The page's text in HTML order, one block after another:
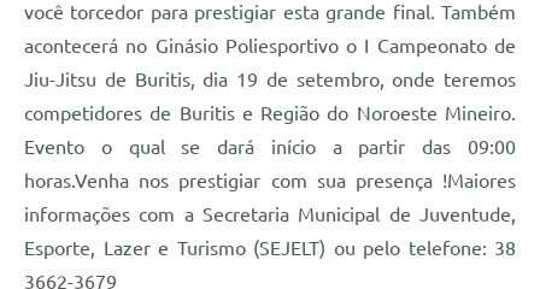
você torcedor para prestigiar esta grande final. Também
acontecerá no Ginásio Poliesportivo o I Campeonato de
Jiu-Jitsu de Buritis, dia 19 de setembro, onde teremos
competidores de Buritis e Região do Noroeste Mineiro.
Evento o qual se dará início a partir das 09:00
horas.Venha nos prestigiar com sua presença !Maiores
informações com a Secretaria Municipal de Juventude,
Esporte, Lazer e Turismo (SEJELT) ou pelo telefone: 38
3662-3679